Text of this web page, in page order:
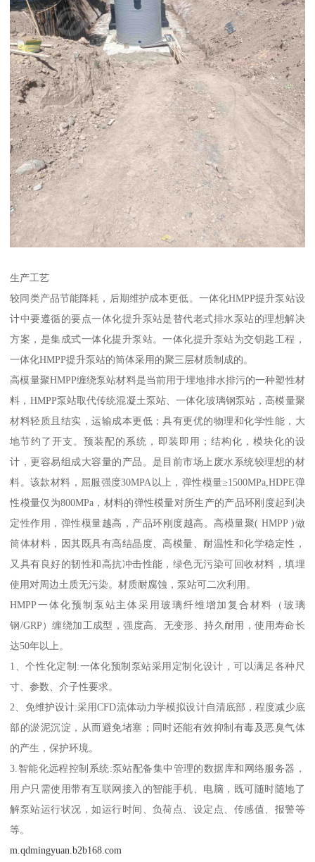
生产工艺
较同类产品节能降耗，后期维护成本更低。一体化HMPP提升泵站设
计中要遵循的要点一体化提升泵站是替代老式排水泵站的理想解决
方案，是集成式一体化提升泵站。一体化提升泵站为交钥匙工程，
一体化HMPP提升泵站的筒体采用的聚三层材质制成的。
高模量聚HMPP缠绕泵站材料是当前用于埋地排水排污的一种塑性材
料，HMPP泵站取代传统混凝土泵站、一体化玻璃钢泵站，高模量聚
材料轻质且结实，运输成本更低；具有更优的物理和化学性能，大
地节约了开支。预装配的系统，即装即用；结构化，模块化的设
计，更容易组成大容量的产品。是目前市场上废水系统较理想的材
料。该款材料，屈服强度30MPA以上，弹性模量≥1500MPa,HDPE弹
性模量仅为800MPa，材料的弹性模量对所生产的产品环刚度起到决
定性作用，弹性模量越高，产品环刚度越高。高模量聚( HMPP )做
筒体材料，因其既具有高结晶度、高模量、耐温性和化学稳定性，
又具有良好的韧性和高抗冲击性能，绿色无污染可回收材料，填埋
使用对周边土质无污染。材质耐腐蚀，泵站可二次利用。
HMPP一体化预制泵站主体采用玻璃纤维增加复合材料（玻璃
钢/GRP）缠绕加工成型，强度高、无变形、持久耐用，使用寿命长
达50年以上。
1、个性化定制:一体化预制泵站采用定制化设计，可以满足各种尺
寸、参数、介子性要求。
2、免维护设计:采用CFD流体动力学模拟设计自清底部，程度减少底
部的淤泥沉淀，从而避免堵塞；同时还能有效抑制有毒及恶臭气体
的产生，保护环境。
3.智能化远程控制系统:泵站配备集中管理的数据库和网络服务器，
用户只需使用带有互联网接入的智能手机、电脑，既可随时随地了
解泵站运行状况，如运行时间、负荷点、设定点、传感值、报警等
等。
m.qdmingyuan.b2b168.com